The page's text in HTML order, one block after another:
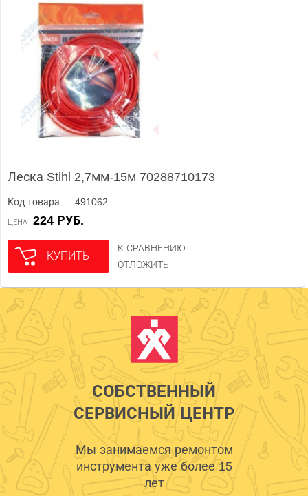
Леска Stihl 2,7мм-15м 70288710173
Код товара — 491062
ЦЕНА 224 РУБ.
КУПИТЬ
К СРАВНЕНИЮ
ОТЛОЖИТЬ
СОБСТВЕННЫЙ
СЕРВИСНЫЙ ЦЕНТР
Мы занимаемся ремонтом
инструмента уже более 15
лет